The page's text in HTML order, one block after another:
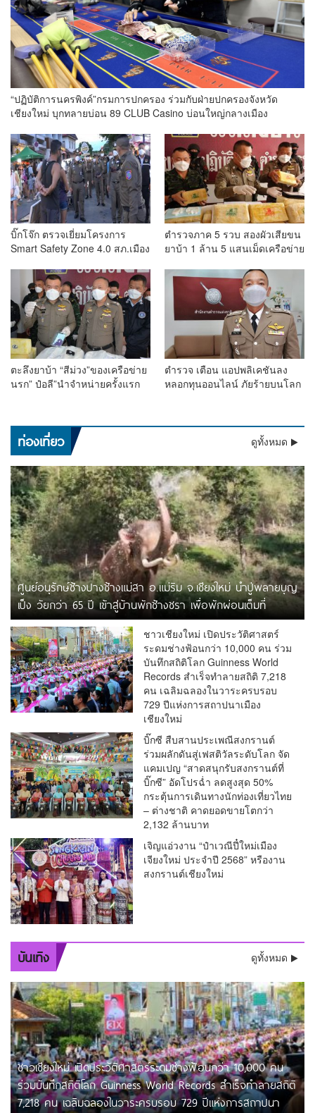
“ปฏิบัติการนครพิงค์”กรมการปกครอง ร่วมกับฝ่ายปกครองจังหวัด
เชียงใหม่ บุกทลายบ่อน 89 CLUB Casino บ่อนใหญ่กลางเมือง
กว่าร้อยคน
บิ๊กโจ๊ก ตรวจเยี่ยมโครงการ
Smart Safety Zone 4.0 สภ.เมือง
สร้างความอบอุ่นนักท่องเที่ยว
ตำรวจภาค 5 รวบ สองผัวเสียขน
ยาบ้า 1 ล้าน 5 แสนเม็ดเครือข่าย
ตะลึงยาบ้า “สีม่วง”ของเครือข่าย
นรก” ป๋อลี”นำจำหน่ายครั้งแรก
ตำรวจ เตือน แอปพลิเคชันลง
หลอกทุนออนไลน์ ภัยร้ายบนโลก
ท่องเที่ยว ดูทั้งหมด
ศูนย์อนุรักษ์ช้างปางช้างแม่สา อ.แม่ริม จ.เชียงใหม่ นำปู่พลายบุญ
เป็ง วัยกว่า 65 ปี เข้าสู่บ้านพักช้างชรา เพื่อพักผ่อนเต็มที่
ชาวเชียงใหม่ เปิดประวัติศาสตร์
ระดมช่างฟ้อนกว่า 10,000 คน ร่วม
บันทึกสถิติโลก Guinness World
Records สำเร็จทำลายสถิติ 7,218
คน เฉลิมฉลองในวาระครบรอบ
729 ปีแห่งการสถาปนาเมือง
เชียงใหม่
บิ๊กซี สืบสานประเพณีสงกรานต์
ร่วมผลักดันสู่เฟสติวัลระดับโลก จัด
แคมเปญ “สาดสนุกรับสงกรานต์ที่
บิ๊กซี” อัดโปรฉ่ำ ลดสูงสุด 50%
กระตุ้นการเดินทางนักท่องเที่ยวไทย
– ต่างชาติ คาดยอดขายโตกว่า
2,132 ล้านบาท
เจิญแอ่วงาน “ป๋าเวณีปี๋ใหม่เมือง
เจียงใหม่ ประจำปี 2568” หรืองาน
สงกรานต์เชียงใหม่
บันเทิง ดูทั้งหมด
ชาวเชียงใหม่ เปิดประวัติศาสตร์ระดมช่างฟ้อนกว่า 10,000 คน
ร่วมบันทึกสถิติโลก Guinness World Records สำเร็จทำลายสถิติ
7,218 คน เฉลิมฉลองในวาระครบรอบ 729 ปีแห่งการสถาปนา